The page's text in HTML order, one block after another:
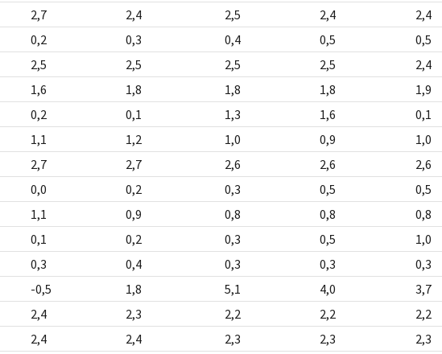
2,7 2,4 2,5 2,4 2,4
0,2 0,3 0,4 0,5 0,5
2,5 2,5 2,5 2,5 2,4
1,6 1,8 1,8 1,8 1,9
0,2 0,1 1,3 1,6 0,1
1,1 1,2 1,0 0,9 1,0
2,7 2,7 2,6 2,6 2,6
0,0 0,2 0,3 0,5 0,5
1,1 0,9 0,8 0,8 0,8
0,1 0,2 0,3 0,5 1,0
0,3 0,4 0,3 0,3 0,3
-0,5 1,8 5,1 4,0 3,7
2,4 2,3 2,2 2,2 2,2
2,4 2,4 2,3 2,3 2,3